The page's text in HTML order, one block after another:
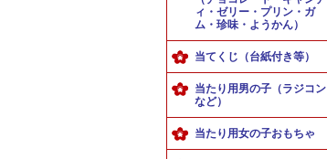
ィ・ゼリー・プリン・ガ
ム・珍味・ようかん）
当てくじ（台紙付き等）
当たり用男の子（ラジコン
など）
当たり用女の子おもちゃ